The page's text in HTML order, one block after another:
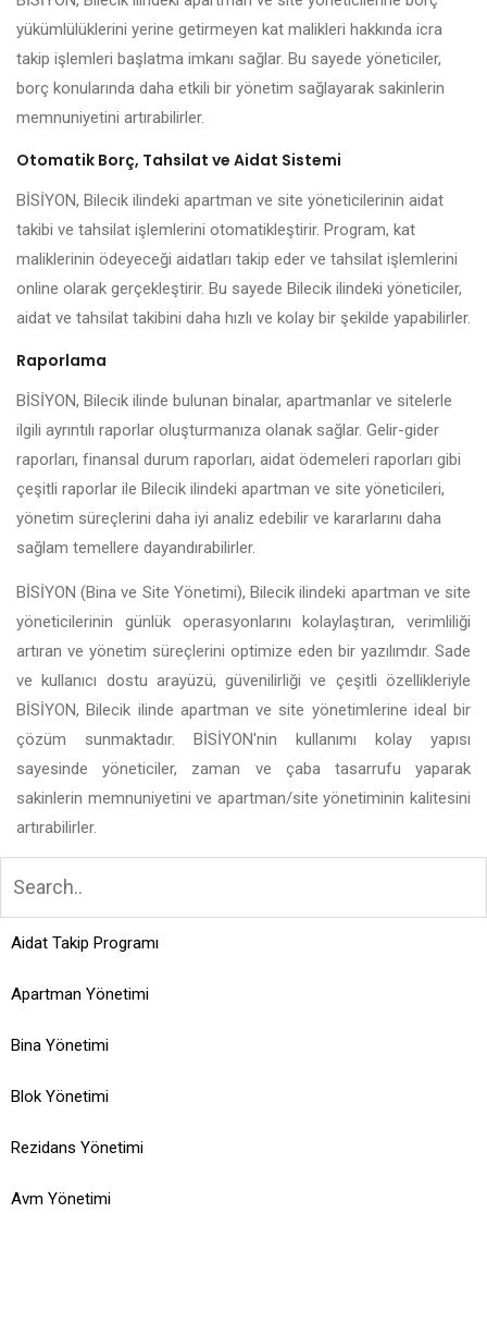
yükümlülüklerini yerine getirmeyen kat malikleri hakkında icra
takip işlemleri başlatma imkanı sağlar. Bu sayede yöneticiler,
borç konularında daha etkili bir yönetim sağlayarak sakinlerin
memnuniyetini artırabilirler.
Otomatik Borç, Tahsilat ve Aidat Sistemi
BİSİYON, Bilecik ilindeki apartman ve site yöneticilerinin aidat
takibi ve tahsilat işlemlerini otomatikleştirir. Program, kat
maliklerinin ödeyeceği aidatları takip eder ve tahsilat işlemlerini
online olarak gerçekleştirir. Bu sayede Bilecik ilindeki yöneticiler,
aidat ve tahsilat takibini daha hızlı ve kolay bir şekilde yapabilirler.
Raporlama
BİSİYON, Bilecik ilinde bulunan binalar, apartmanlar ve sitelerle
ilgili ayrıntılı raporlar oluşturmanıza olanak sağlar. Gelir-gider
raporları, finansal durum raporları, aidat ödemeleri raporları gibi
çeşitli raporlar ile Bilecik ilindeki apartman ve site yöneticileri,
yönetim süreçlerini daha iyi analiz edebilir ve kararlarını daha
sağlam temellere dayandırabilirler.
BİSİYON (Bina ve Site Yönetimi), Bilecik ilindeki apartman ve site
yöneticilerinin günlük operasyonlarını kolaylaştıran, verimliliği
artıran ve yönetim süreçlerini optimize eden bir yazılımdır. Sade
ve kullanıcı dostu arayüzü, güvenilirliği ve çeşitli özellikleriyle
BİSİYON, Bilecik ilinde apartman ve site yönetimlerine ideal bir
çözüm sunmaktadır. BİSİYON'nin kullanımı kolay yapısı
sayesinde yöneticiler, zaman ve çaba tasarrufu yaparak
sakinlerin memnuniyetini ve apartman/site yönetiminin kalitesini
artırabilirler.
Aidat Takip Programı
Apartman Yönetimi
Bina Yönetimi
Blok Yönetimi
Rezidans Yönetimi
Avm Yönetimi